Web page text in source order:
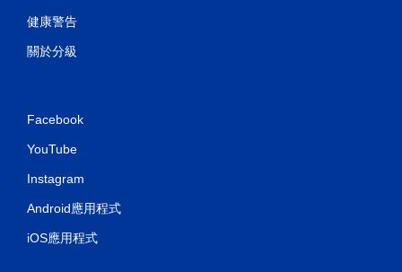
健康警告
關於分級
Facebook
YouTube
Instagram
Android應用程式
iOS應用程式